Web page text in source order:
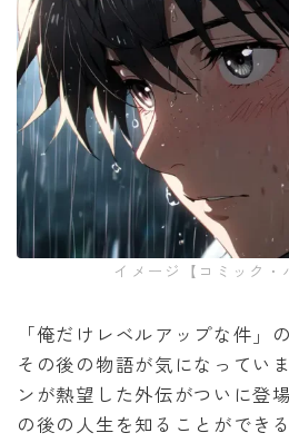
イメージ【コミック・
「俺だけレベルアップな件」
その後の物語が気になってい
ンが熱望した外伝がついに登
の後の人生を知ることができ